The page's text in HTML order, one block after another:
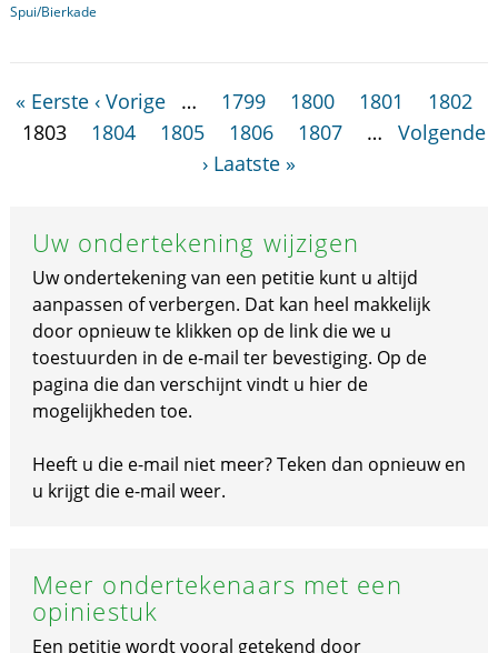
Spui/Bierkade
« Eerste ‹ Vorige … 1799 1800 1801
1802
1803
1804 1805 1806 1807 …
Volgende
› Laatste »
Uw ondertekening wijzigen
Uw ondertekening van een petitie kunt u altijd
aanpassen of verbergen. Dat kan heel makkelijk
door opnieuw te klikken op de link die we u
toestuurden in de e-mail ter bevestiging. Op de
pagina die dan verschijnt vindt u hier de
mogelijkheden toe.
Heeft u die e-mail niet meer? Teken dan opnieuw en
u krijgt die e-mail weer.
Meer ondertekenaars met een
opiniestuk
Een petitie wordt vooral getekend door